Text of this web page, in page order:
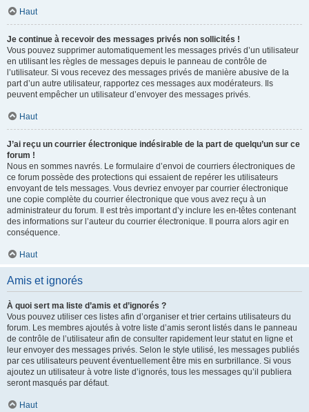
Haut
Je continue à recevoir des messages privés non sollicités !
Vous pouvez supprimer automatiquement les messages privés d’un utilisateur
en utilisant les règles de messages depuis le panneau de contrôle de
l’utilisateur. Si vous recevez des messages privés de manière abusive de la
part d’un autre utilisateur, rapportez ces messages aux modérateurs. Ils
peuvent empêcher un utilisateur d’envoyer des messages privés.
Haut
J’ai reçu un courrier électronique indésirable de la part de quelqu’un sur ce
forum !
Nous en sommes navrés. Le formulaire d’envoi de courriers électroniques de
ce forum possède des protections qui essaient de repérer les utilisateurs
envoyant de tels messages. Vous devriez envoyer par courrier électronique
une copie complète du courrier électronique que vous avez reçu à un
administrateur du forum. Il est très important d’y inclure les en-têtes contenant
des informations sur l’auteur du courrier électronique. Il pourra alors agir en
conséquence.
Haut
Amis et ignorés
À quoi sert ma liste d’amis et d’ignorés ?
Vous pouvez utiliser ces listes afin d’organiser et trier certains utilisateurs du
forum. Les membres ajoutés à votre liste d’amis seront listés dans le panneau
de contrôle de l’utilisateur afin de consulter rapidement leur statut en ligne et
leur envoyer des messages privés. Selon le style utilisé, les messages publiés
par ces utilisateurs peuvent éventuellement être mis en surbrillance. Si vous
ajoutez un utilisateur à votre liste d’ignorés, tous les messages qu’il publiera
seront masqués par défaut.
Haut